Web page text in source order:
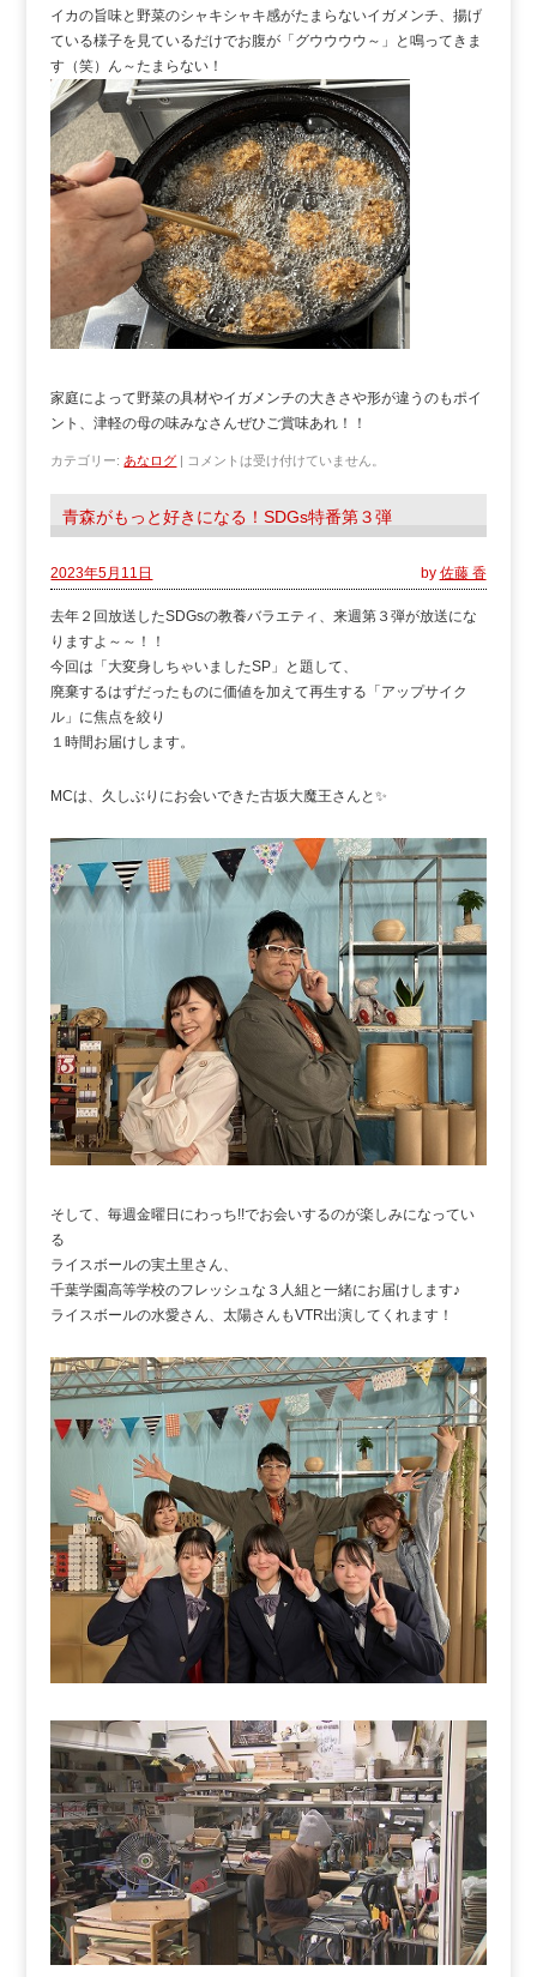
イカの旨味と野菜のシャキシャキ感がたまらないイガメンチ、揚げ
ている様子を見ているだけでお腹が「グウウウウ～」と鳴ってきま
す（笑）ん～たまらない！
家庭によって野菜の具材やイガメンチの大きさや形が違うのもポイ
ント、津軽の母の味みなさんぜひご賞味あれ！！
カテゴリー: あなログ コメントは受け付けていません。
青森がもっと好きになる！SDGs特番第３弾
2023年5月11日 by 佐藤 香
去年２回放送したSDGsの教養バラエティ、来週第３弾が放送にな
りますよ～～！！
今回は「大変身しちゃいましたSP」と題して、
廃棄するはずだったものに価値を加えて再生する「アップサイク
ル」に焦点を絞り
１時間お届けします。
MCは、久しぶりにお会いできた古坂大魔王さんと✨
そして、毎週金曜日にわっち!!でお会いするのが楽しみになってい
る
ライスボールの実土里さん、
千葉学園高等学校のフレッシュな３人組と一緒にお届けします♪
ライスボールの水愛さん、太陽さんもVTR出演してくれます！